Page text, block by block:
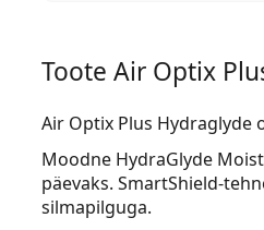
Toote Air Optix
Air Optix Plus Hydraglyde
Moodne HydraGlyde
päevaks. SmartShield-
silmapilguga.